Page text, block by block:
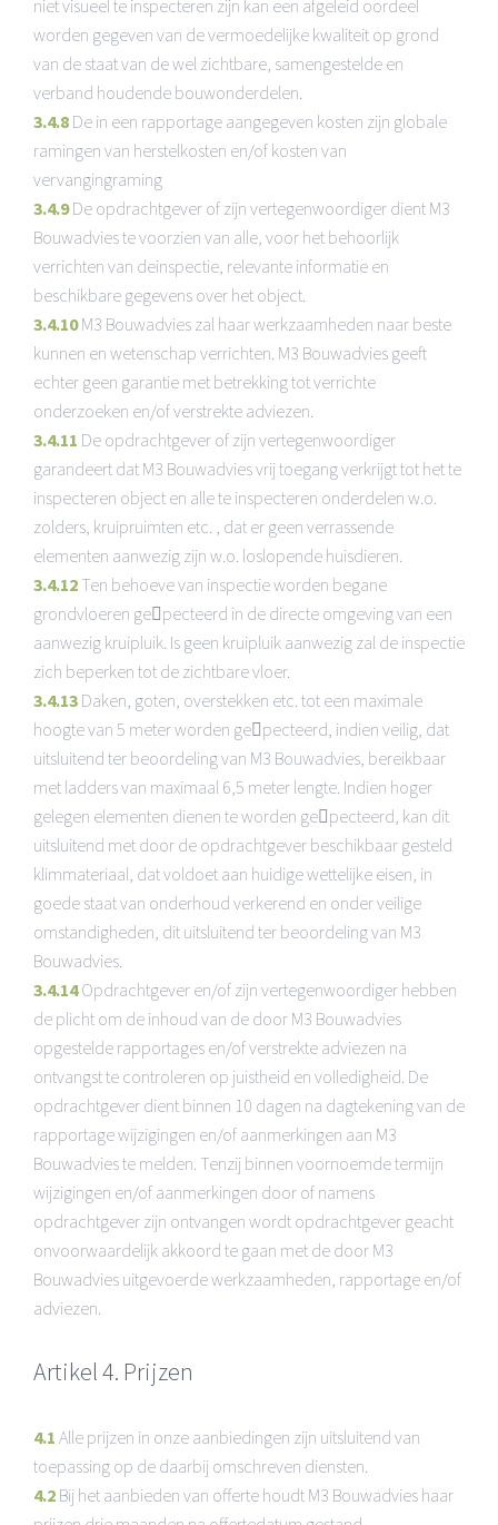
niet visueel te inspecteren zijn kan een afgeleid oordeel
worden gegeven van de vermoedelijke kwaliteit op grond
van de staat van de wel zichtbare, samengestelde en
verband houdende bouwonderdelen.
3.4.8 De in een rapportage aangegeven kosten zijn globale
ramingen van herstelkosten en/of kosten van
vervangingraming
3.4.9De opdrachtgever of zijn vertegenwoordiger dient M3
Bouwadvies te voorzien van alle, voor het behoorlijk
verrichten van deinspectie, relevante informatie en
beschikbare gegevens over het object.
3.4.10M3 Bouwadvies zal haar werkzaamheden naar beste
kunnen en wetenschap verrichten. M3 Bouwadvies geeft
echter geen garantie met betrekking tot verrichte
onderzoeken en/of verstrekte adviezen.
3.4.11 De opdrachtgever of zijn vertegenwoordiger
garandeert dat M3 Bouwadvies vrij toegang verkrijgt tot het te
inspecteren object en alle te inspecteren onderdelen w.o.
zolders, kruipruimten etc. , dat er geen verrassende
elementen aanwezig zijn w.o. loslopende huisdieren.
3.4.12 Ten behoeve van inspectie worden begane
grondvloeren gepecteerd in de directe omgeving van een
aanwezig kruipluik. Is geen kruipluik aanwezig zal de inspectie
zich beperken tot de zichtbare vloer.
3.4.13 Daken, goten, overstekken etc. tot een maximale
hoogte van 5 meter worden gepecteerd, indien veilig, dat
uitsluitend ter beoordeling van M3 Bouwadvies, bereikbaar
met ladders van maximaal 6,5 meter lengte. Indien hoger
gelegen elementen dienen te worden gepecteerd, kan dit
uitsluitend met door de opdrachtgever beschikbaar gesteld
klimmateriaal, dat voldoet aan huidige wettelijke eisen, in
goede staat van onderhoud verkerend en onder veilige
omstandigheden, dit uitsluitend ter beoordeling van M3
Bouwadvies.
3.4.14Opdrachtgever en/of zijn vertegenwoordiger hebben
de plicht om de inhoud van de door M3 Bouwadvies
opgestelde rapportages en/of verstrekte adviezen na
ontvangst te controleren op juistheid en volledigheid. De
opdrachtgever dient binnen 10 dagen na dagtekening van de
rapportage wijzigingen en/of aanmerkingen aan M3
Bouwadvies te melden. Tenzij binnen voornoemde termijn
wijzigingen en/of aanmerkingen door of namens
opdrachtgever zijn ontvangen wordt opdrachtgever geacht
onvoorwaardelijk akkoord te gaan met de door M3
Bouwadvies uitgevoerde werkzaamheden, rapportage en/of
adviezen.
Artikel 4. Prijzen
4.1 Alle prijzen in onze aanbiedingen zijn uitsluitend van
toepassing op de daarbij omschreven diensten.
4.2 Bij het aanbieden van offerte houdt M3 Bouwadvies haar